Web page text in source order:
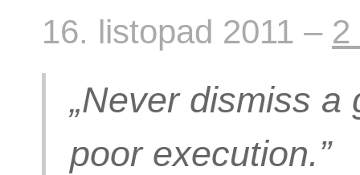
16. listopad 2011 – 2
„Never dismiss
poor execution.”